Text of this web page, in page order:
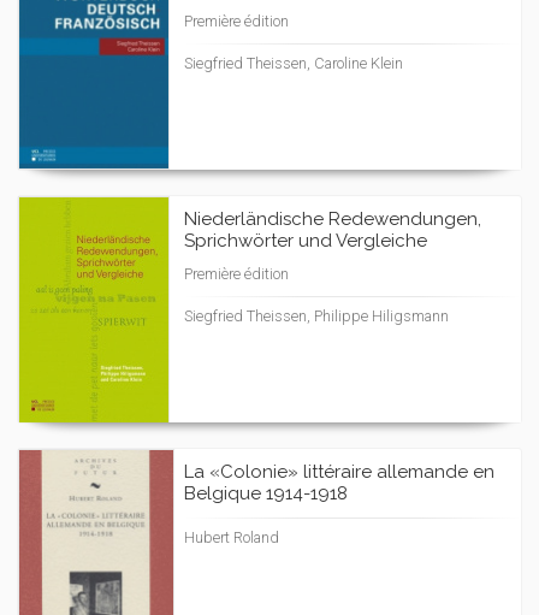
Première édition
Siegfried Theissen, Caroline Klein
Niederländische Redewendungen,
Sprichwörter und Vergleiche
Première édition
Siegfried Theissen, Philippe Hiligsmann
La «Colonie» littéraire allemande en
Belgique 1914-1918
Hubert Roland